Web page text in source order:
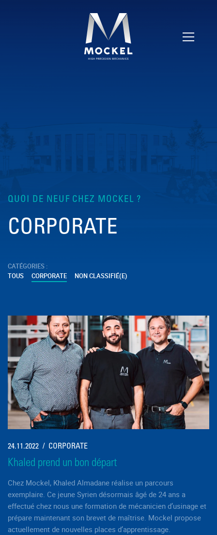
QUOI DE NEUF CHEZ MOCKEL ?
CORPORATE
CATÉGORIES :
TOUS
CORPORATE NON CLASSIFIÉ(E)
24.11.2022 CORPORATE
Khaled prend un bon départ
Chez Mockel, Khaled Almadane réalise un parcours
exemplaire. Ce jeune Syrien désormais âgé de 24 ans a
effectué chez nous une formation de mécanicien d’usinage et
prépare maintenant son brevet de maîtrise. Mockel propose
actuellement de nouvelles places d’apprentissage.